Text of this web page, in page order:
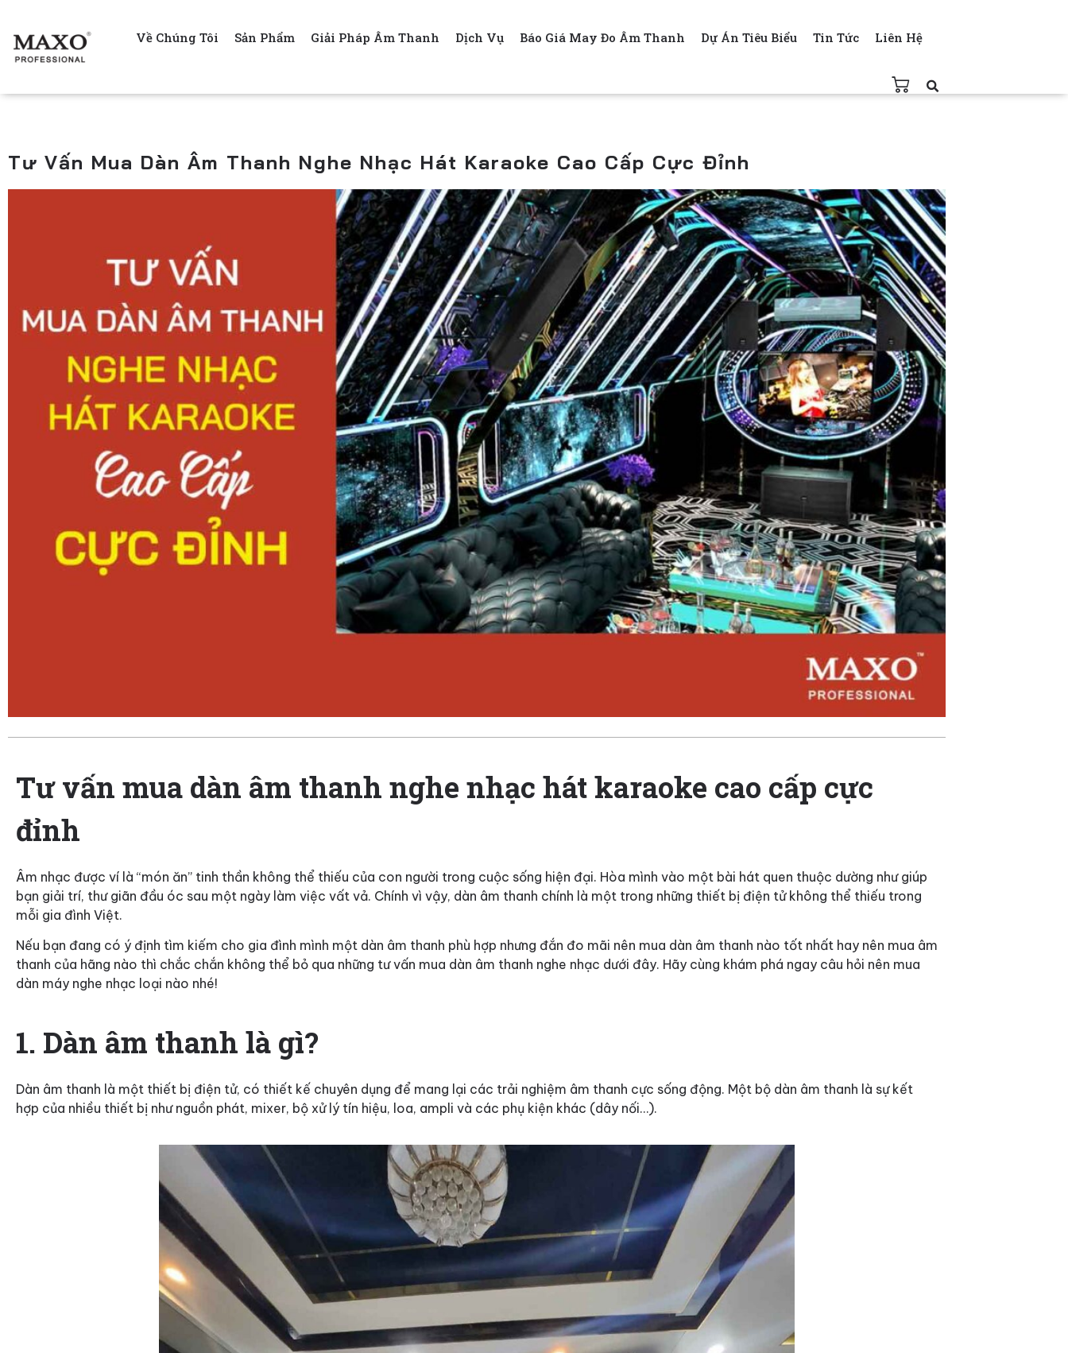
Về Chúng Tôi Sản Phẩm Giải Pháp Âm Thanh Dịch Vụ Báo Giá May Đo Âm Thanh Dự Án Tiêu Biểu Tin Tức Liên Hệ
Tư Vấn Mua Dàn Âm Thanh Nghe Nhạc Hát Karaoke Cao Cấp Cực Đỉnh
Tư vấn mua dàn âm thanh nghe nhạc hát karaoke cao cấp cực
đỉnh
Âm nhạc được ví là “món ăn” tinh thần không thể thiếu của con người trong cuộc sống hiện đại. Hòa mình vào một bài hát quen thuộc dường như giúp
bạn giải trí, thư giãn đầu óc sau một ngày làm việc vất vả. Chính vì vậy, dàn âm thanh chính là một trong những thiết bị điện tử không thể thiếu trong
mỗi gia đình Việt.
Nếu bạn đang có ý định tìm kiếm cho gia đình mình một dàn âm thanh phù hợp nhưng đắn đo mãi nên mua dàn âm thanh nào tốt nhất hay nên mua âm
thanh của hãng nào thì chắc chắn không thể bỏ qua những tư vấn mua dàn âm thanh nghe nhạc dưới đây. Hãy cùng khám phá ngay câu hỏi nên mua
dàn máy nghe nhạc loại nào nhé!
1. Dàn âm thanh là gì?
Dàn âm thanh là một thiết bị điện tử, có thiết kế chuyên dụng để mang lại các trải nghiệm âm thanh cực sống động. Một bộ dàn âm thanh là sự kết
hợp của nhiều thiết bị như nguồn phát, mixer, bộ xử lý tín hiệu, loa, ampli và các phụ kiện khác (dây nối…).